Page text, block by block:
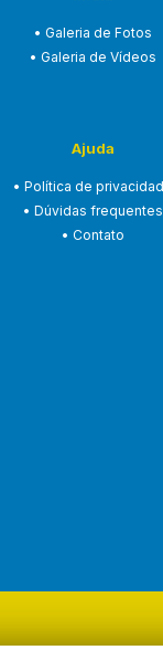
• Galeria de Fotos
• Galeria de Vídeos
Ajuda
• Política de
• Dúvidas frequentes
• Contato